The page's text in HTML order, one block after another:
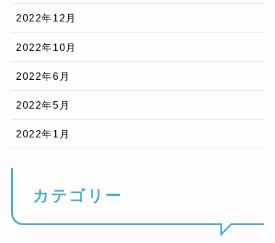
2022年12月
2022年10月
2022年6月
2022年5月
2022年1月
カテゴリー